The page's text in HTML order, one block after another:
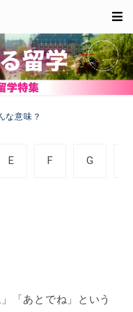
な意味？
E F G
「あとでね」という